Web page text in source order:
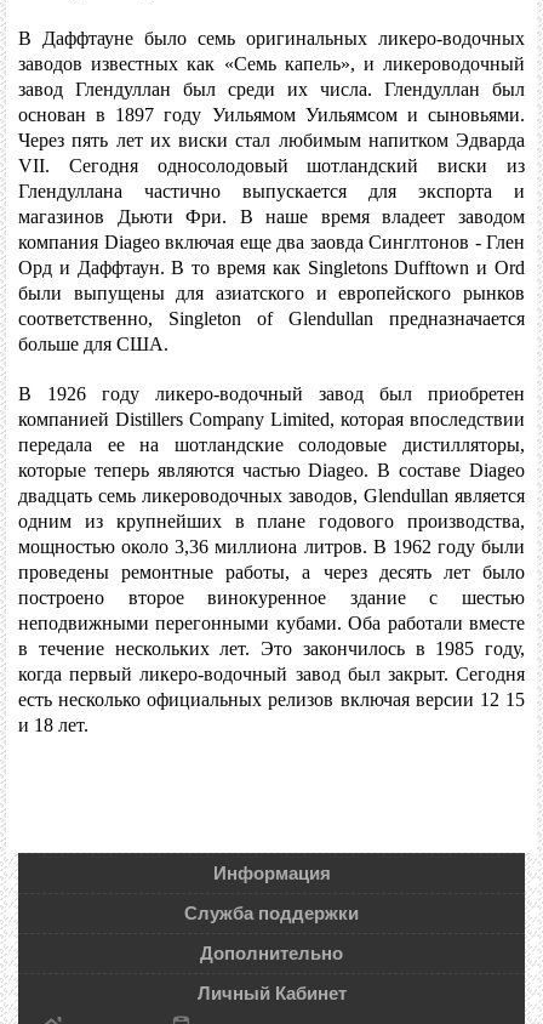
В Даффтауне было семь оригинальных ликеро-водочных
заводов известных как «Семь капель», и ликероводочный
завод Глендуллан был среди их числа. Глендуллан был
основан в 1897 году Уильямом Уильямсом и сыновьями.
Через пять лет их виски стал любимым напитком Эдварда
VII. Сегодня односолодовый шотландский виски из
Глендуллана частично выпускается для экспорта и
магазинов Дьюти Фри. В наше время владеет заводом
компания Diageo включая еще два заовда Синглтонов - Глен
Орд и Даффтаун. В то время как Singletons Dufftown и Ord
были выпущены для азиатского и европейского рынков
соответственно, Singleton of Glendullan предназначается
больше для США.
В 1926 году ликеро-водочный завод был приобретен
компанией Distillers Company Limited, которая впоследствии
передала ее на шотландские солодовые дистилляторы,
которые теперь являются частью Diageo. В составе Diageo
двадцать семь ликероводочных заводов, Glendullan является
одним из крупнейших в плане годового производства,
мощностью около 3,36 миллиона литров. В 1962 году были
проведены ремонтные работы, а через десять лет было
построено второе винокуренное здание с шестью
неподвижными перегонными кубами. Оба работали вместе
в течение нескольких лет. Это закончилось в 1985 году,
когда первый ликеро-водочный завод был закрыт. Сегодня
есть несколько официальных релизов включая версии 12 15
и 18 лет.
Информация
Служба поддержки
Дополнительно
Личный Кабинет